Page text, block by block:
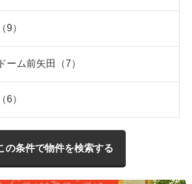
9）
ーム前矢田（7）
6）